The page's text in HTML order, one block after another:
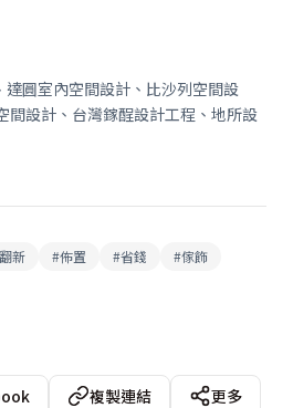
圓室內空間設計、比沙列空間設
間設計、台灣鎵酲設計工程、地所設
新 #佈置 #省錢 #傢飾
複製連結
更多